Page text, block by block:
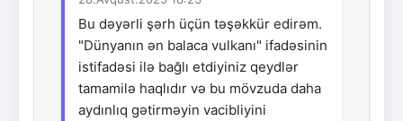
Bu dəyərli şərh üçün təşəkkür edirəm.
"Dünyanın ən balaca vulkanı" ifadəsinin
istifadəsi ilə bağlı etdiyiniz qeydlər
tamamilə haqlıdır və bu mövzuda daha
aydınlıq gətirməyin vacibliyini